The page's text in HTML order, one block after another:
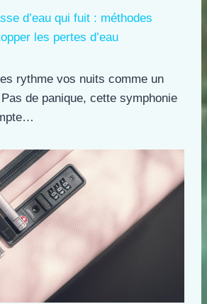
d’eau qui fuit : méthodes
les pertes d’eau
rythme vos nuits comme un
de panique, cette symphonie